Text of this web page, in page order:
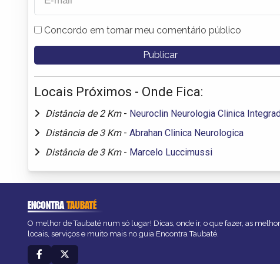
Concordo em tornar meu comentário público
Locais Próximos - Onde Fica:
Distância de 2 Km - Neuroclin Neurologia Clinica
Distância de 3 Km - Abrahan Clinica Neurologica
Distância de 3 Km - Marcelo Luccimussi
ENCONTRATAUBATÉ
O melhor de Taubaté num só lugar! Dicas, onde ir, o que fazer, as
locais, serviços e muito mais no guia Encontra Taubaté.